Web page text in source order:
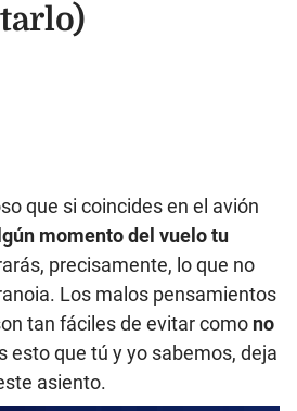
que si coincides en el avión
momento del vuelo tu
precisamente, lo que no
Los malos pensamientos
tan fáciles de evitar como no
esto que tú y yo sabemos, deja
asiento.